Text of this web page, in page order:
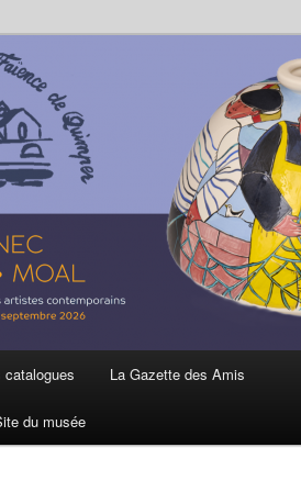
de Quimper
catalogues La Gazette des Amis
du musée